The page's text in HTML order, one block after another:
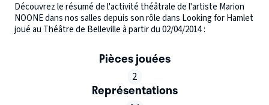
Découvrez le résumé de l'activité théâtrale de l'artiste Marion
NOONE dans nos salles depuis son rôle dans Looking for Hamlet
joué au Théâtre de Belleville à partir du 02/04/2014 :
Pièces jouées
2
Représentations